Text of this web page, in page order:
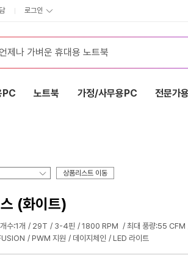
로그인
PC 노트북 가정/사무용PC 전문가
상품리스트 이동
(화이트)
수:1개 29T 3-4핀 1800 RPM 최대 풍량:55 CFM
PWM 지원 데이지체인 LED 라이트